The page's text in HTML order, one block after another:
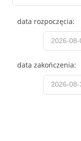
data rozpoczęcia:
data zakończenia: